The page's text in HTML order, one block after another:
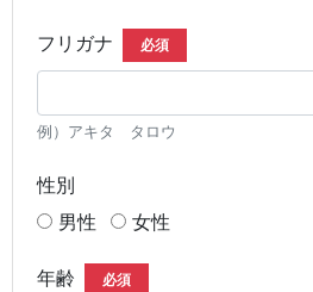
フリガナ 必須
例）アキタ タロウ
性別
男性
女性
年齢 必須